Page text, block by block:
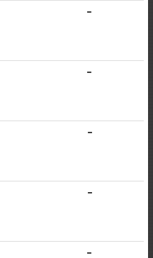
-
-
-
-
-